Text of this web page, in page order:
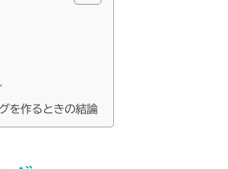
を作るときの結論